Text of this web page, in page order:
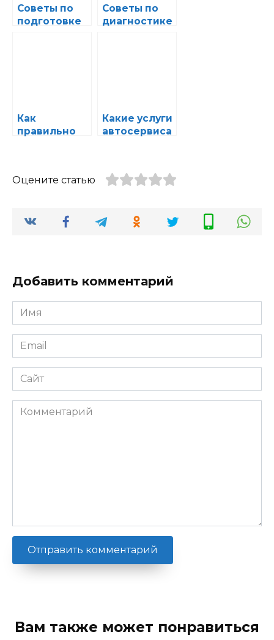
Советы по
подготовке
Советы по
диагностике
Как
правильно
техобслужив
неприятност
Какие услуги
автосервиса
поддержани
и
Оцените статью
Добавить комментарий
Имя
*
Email
*
Сайт
Комментарий
Вам также может понравиться